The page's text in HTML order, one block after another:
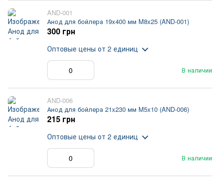
AND-001
Анод для бойлера 19x400 мм M8x25 (AND-001)
В наличии
300 грн
Оптовые цены от 2 единиц
AND-006
Анод для бойлера 21x230 мм M5x10 (AND-006)
В наличии
215 грн
Оптовые цены от 2 единиц